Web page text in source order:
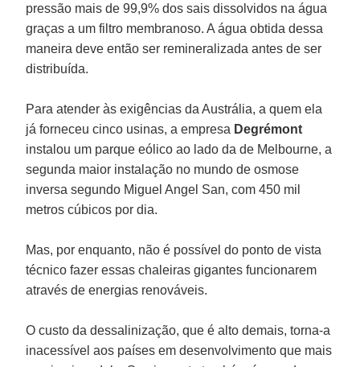
pressão mais de 99,9% dos sais dissolvidos na água
graças a um filtro membranoso. A água obtida dessa
maneira deve então ser remineralizada antes de ser
distribuída.
Para atender às exigências da Austrália, a quem ela
já forneceu cinco usinas, a empresa Degrémont
instalou um parque eólico ao lado da de Melbourne, a
segunda maior instalação no mundo de osmose
inversa segundo Miguel Angel San, com 450 mil
metros cúbicos por dia.
Mas, por enquanto, não é possível do ponto de vista
técnico fazer essas chaleiras gigantes funcionarem
através de energias renováveis.
O custo da dessalinização, que é alto demais, torna-a
inacessível aos países em desenvolvimento que mais